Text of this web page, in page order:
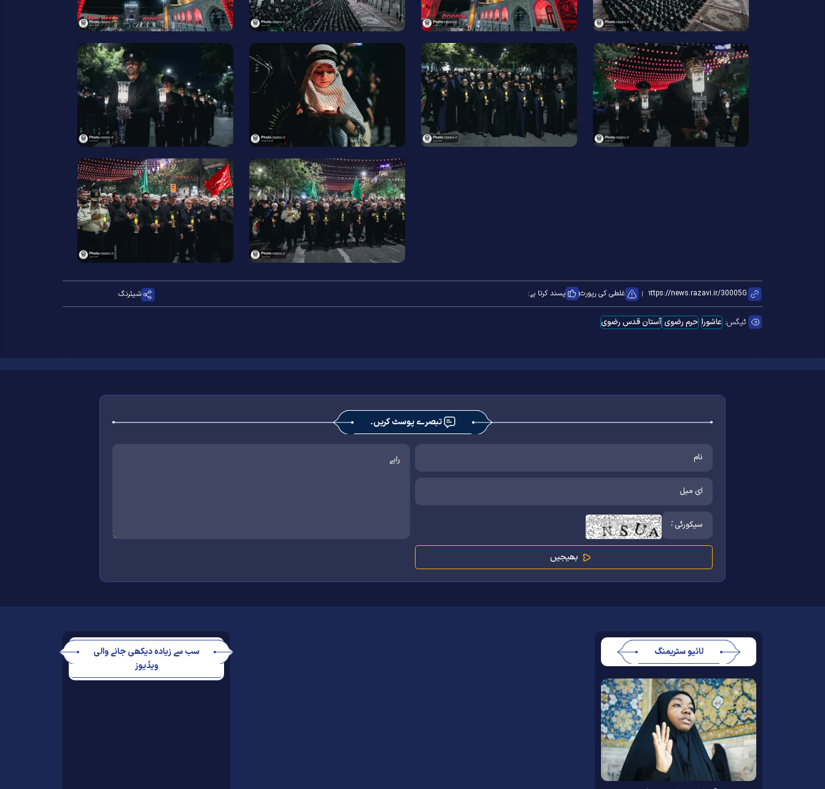
غلطی کی رپورٹ پسند کرتا ہے: شیئرنگ
ٹیگس: عاشورا حرم رضوی آستان قدس رضوی
تبصرے پوسٹ کریں۔
لائیو سٹریمنگ
سب سے زیادہ دیکھی جانے والی
ویڈیوز